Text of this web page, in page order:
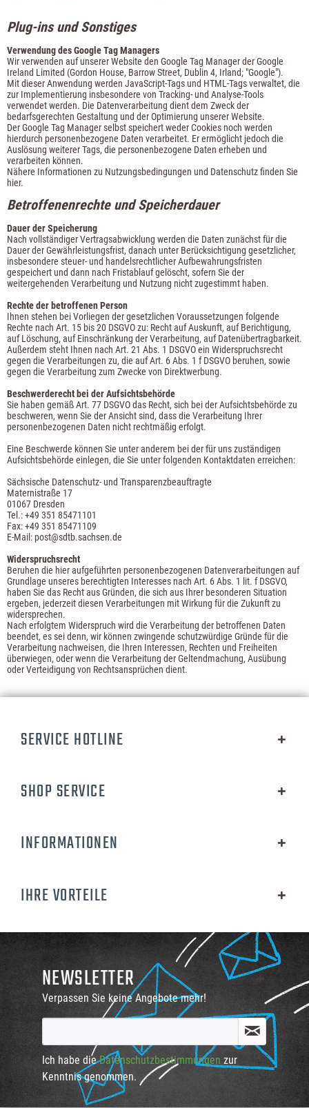
Plug-ins und Sonstiges
Verwendung des Google Tag Managers
Wir verwenden auf unserer Website den Google Tag Manager der Google
Ireland Limited (Gordon House, Barrow Street, Dublin 4, Irland; "Google").
Mit dieser Anwendung werden JavaScript-Tags und HTML-Tags verwaltet, die
zur Implementierung insbesondere von Tracking- und Analyse-Tools
verwendet werden. Die Datenverarbeitung dient dem Zweck der
bedarfsgerechten Gestaltung und der Optimierung unserer Website.
Der Google Tag Manager selbst speichert weder Cookies noch werden
hierdurch personenbezogene Daten verarbeitet. Er ermöglicht jedoch die
Auslösung weiterer Tags, die personenbezogene Daten erheben und
verarbeiten können.
Nähere Informationen zu Nutzungsbedingungen und Datenschutz finden Sie
hier.
Betroffenenrechte und Speicherdauer
Dauer der Speicherung
Nach vollständiger Vertragsabwicklung werden die Daten zunächst für die
Dauer der Gewährleistungsfrist, danach unter Berücksichtigung gesetzlicher,
insbesondere steuer- und handelsrechtlicher Aufbewahrungsfristen
gespeichert und dann nach Fristablauf gelöscht, sofern Sie der
weitergehenden Verarbeitung und Nutzung nicht zugestimmt haben.
Rechte der betroffenen Person
Ihnen stehen bei Vorliegen der gesetzlichen Voraussetzungen folgende
Rechte nach Art. 15 bis 20 DSGVO zu: Recht auf Auskunft, auf Berichtigung,
auf Löschung, auf Einschränkung der Verarbeitung, auf Datenübertragbarkeit.
Außerdem steht Ihnen nach Art. 21 Abs. 1 DSGVO ein Widerspruchsrecht
gegen die Verarbeitungen zu, die auf Art. 6 Abs. 1 f DSGVO beruhen, sowie
gegen die Verarbeitung zum Zwecke von Direktwerbung.
Beschwerderecht bei der Aufsichtsbehörde
Sie haben gemäß Art. 77 DSGVO das Recht, sich bei der Aufsichtsbehörde zu
beschweren, wenn Sie der Ansicht sind, dass die Verarbeitung Ihrer
personenbezogenen Daten nicht rechtmäßig erfolgt.
Eine Beschwerde können Sie unter anderem bei der für uns zuständigen
Aufsichtsbehörde einlegen, die Sie unter folgenden Kontaktdaten erreichen:
Sächsische Datenschutz- und Transparenzbeauftragte
Maternistraße 17
01067 Dresden
Tel.: +49 351 85471101
Fax: +49 351 85471109
E-Mail: post@sdtb.sachsen.de
Widerspruchsrecht
Beruhen die hier aufgeführten personenbezogenen Datenverarbeitungen auf
Grundlage unseres berechtigten Interesses nach Art. 6 Abs. 1 lit. f DSGVO,
haben Sie das Recht aus Gründen, die sich aus Ihrer besonderen Situation
ergeben, jederzeit diesen Verarbeitungen mit Wirkung für die Zukunft zu
widersprechen.
Nach erfolgtem Widerspruch wird die Verarbeitung der betroffenen Daten
beendet, es sei denn, wir können zwingende schutzwürdige Gründe für die
Verarbeitung nachweisen, die Ihren Interessen, Rechten und Freiheiten
überwiegen, oder wenn die Verarbeitung der Geltendmachung, Ausübung
oder Verteidigung von Rechtsansprüchen dient.
SERVICE HOTLINE
SHOP SERVICE
INFORMATIONEN
IHRE VORTEILE
NEWSLETTER
Verpassen Sie keine Angebote mehr!
Ich habe dieDatenschutzbestimmungen zur
Kenntnis genommen.